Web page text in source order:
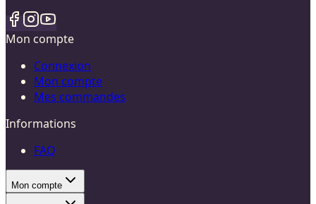
Mon compte
Connexion
Mon compte
Mes commandes
Informations
FAQ
Mon compte